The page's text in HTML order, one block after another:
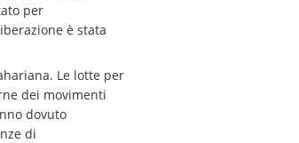
per
è stata
Le lotte per
dei movimenti
dovuto
di